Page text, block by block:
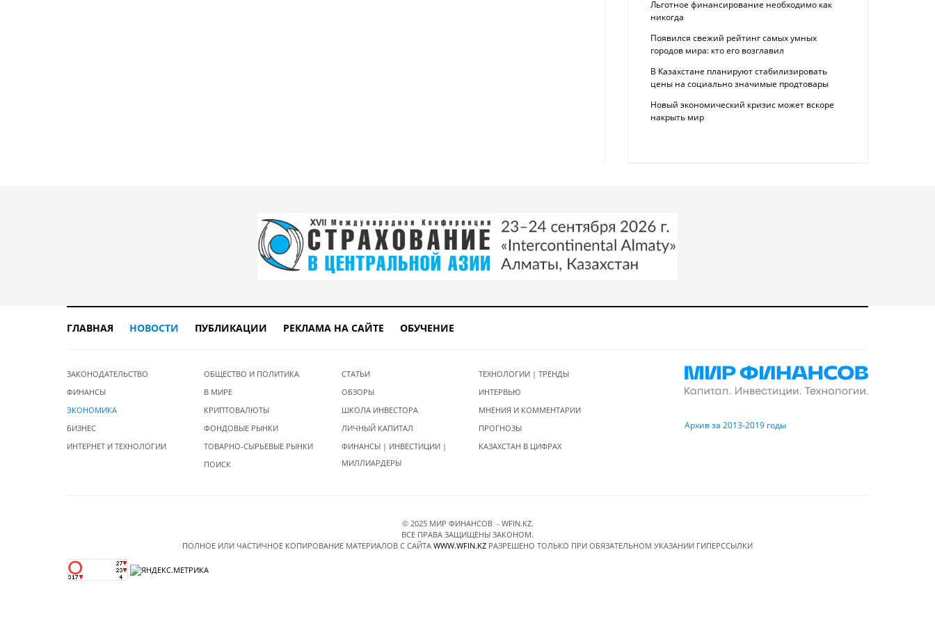
Льготное финансирование необходимо как
никогда
Появился свежий рейтинг самых умных
городов мира: кто его возглавил
В Казахстане планируют стабилизировать
цены на социально значимые продтовары
Новый экономический кризис может вскоре
накрыть мир
ГЛАВНАЯ НОВОСТИ ПУБЛИКАЦИИ РЕКЛАМА НА САЙТЕ ОБУЧЕНИЕ
ЗАКОНОДАТЕЛЬСТВО
ФИНАНСЫ
ЭКОНОМИКА
БИЗНЕС
ИНТЕРНЕТ И ТЕХНОЛОГИИ
ОБЩЕСТВО И ПОЛИТИКА
В МИРЕ
КРИПТОВАЛЮТЫ
ФОНДОВЫЕ РЫНКИ
ТОВАРНО-СЫРЬЕВЫЕ РЫНКИ
ПОИСК
СТАТЬИ
ОБЗОРЫ
ШКОЛА ИНВЕСТОРА
ЛИЧНЫЙ КАПИТАЛ
ФИНАНСЫ | ИНВЕСТИЦИИ |
МИЛЛИАРДЕРЫ
ТЕХНОЛОГИИ | ТРЕНДЫ
ИНТЕРВЬЮ
МНЕНИЯ И КОММЕНТАРИИ
ПРОГНОЗЫ
КАЗАХСТАН В ЦИФРАХ
Архив за 2013-2019 годы
© 2025 МИР ФИНАНСОВ - WFIN.KZ.
ВСЕ ПРАВА ЗАЩИЩЕНЫ ЗАКОНОМ.
ПОЛНОЕ ИЛИ ЧАСТИЧНОЕ КОПИРОВАНИЕ МАТЕРИАЛОВ C САЙТА WWW.WFIN.KZ РАЗРЕШЕНО ТОЛЬКО ПРИ ОБЯЗАТЕЛЬНОМ УКАЗАНИИ ГИПЕРССЫЛКИ